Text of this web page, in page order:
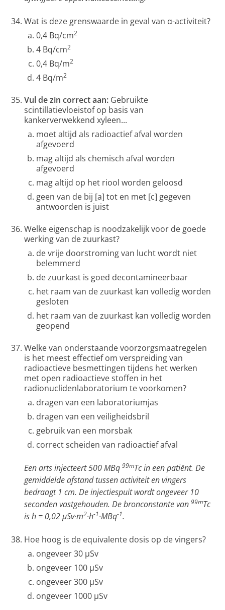
Wat is deze grenswaarde in geval van α-activiteit?
0,4 Bq/cm2
4 Bq/cm2
0,4 Bq/m2
4 Bq/m2
Vul de zin correct aan: Gebruikte
scintillatievloeistof op basis van
kankerverwekkend xyleen...
moet altijd als radioactief afval worden
afgevoerd
mag altijd als chemisch afval worden
afgevoerd
mag altijd op het riool worden geloosd
geen van de bij [a] tot en met [c] gegeven
antwoorden is juist
Welke eigenschap is noodzakelijk voor de goede
werking van de zuurkast?
de vrije doorstroming van lucht wordt niet
belemmerd
de zuurkast is goed decontamineerbaar
het raam van de zuurkast kan volledig worden
gesloten
het raam van de zuurkast kan volledig worden
geopend
Welke van onderstaande voorzorgsmaatregelen
is het meest effectief om verspreiding van
radioactieve besmettingen tijdens het werken
met open radioactieve stoffen in het
radionuclidenlaboratorium te voorkomen?
dragen van een laboratoriumjas
dragen van een veiligheidsbril
gebruik van een morsbak
correct scheiden van radioactief afval
Een arts injecteert 500 MBq 99mTc in een patiënt. De
gemiddelde afstand tussen activiteit en vingers
bedraagt 1 cm. De injectiespuit wordt ongeveer 10
seconden vastgehouden. De bronconstante van 99mTc
is h = 0,02 µSv·m2·h-1·MBq-1.
Hoe hoog is de equivalente dosis op de vingers?
ongeveer 30 µSv
ongeveer 100 µSv
ongeveer 300 µSv
ongeveer 1000 µSv